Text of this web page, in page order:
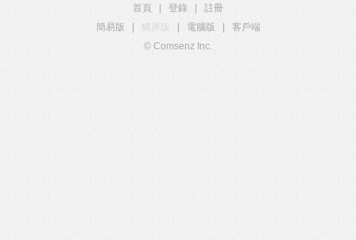
首頁 登錄
註冊
簡易版
觸屏版 電腦版
客戶端
© Comsenz Inc.